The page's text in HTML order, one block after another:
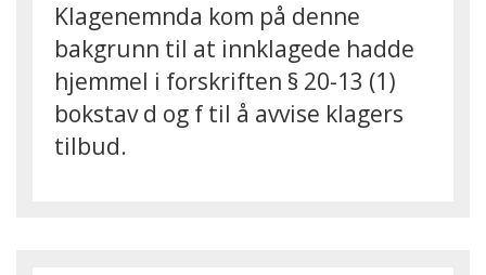
Klagenemnda kom på denne
bakgrunn til at innklagede hadde
hjemmel i forskriften § 20-13 (1)
bokstav d og f til å avvise klagers
tilbud.